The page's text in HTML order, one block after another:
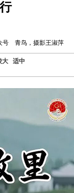
号 青鸟，摄影王淑萍
大 适中